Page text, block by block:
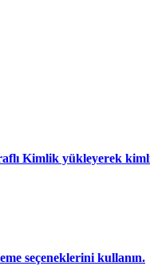
Kimlik yükleyerek
seçeneklerini kullanın.